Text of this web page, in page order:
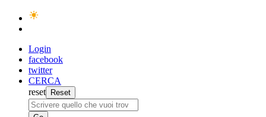
Login
facebook
twitter
CERCA
reset